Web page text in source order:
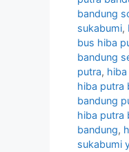
bandung
sukabumi,
bus hiba
bandung
putra,
hiba putra
bandung
hiba putra
bandung,
sukabumi